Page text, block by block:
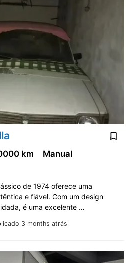
3 months atrás
km
Manual
de 1974 oferece uma
e fiável. Com um design
é uma excelente …